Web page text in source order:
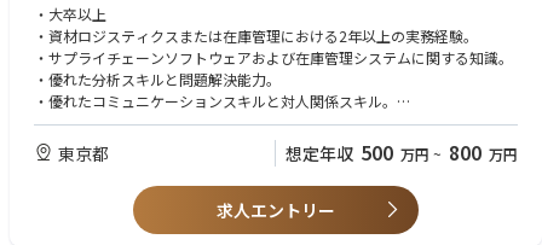
職務概要
この役割は、製造チームで扱う資材の円滑な流れを確保し、サプライチェ
ーンの効率性を最大化するために、資材の調達、保管、配送を調整する責
任を負います。
職務内容
・資材の在庫レベルを監視し、在庫管理システムを維持する。
・サプライヤーとの連携、発注、資材のタイムリーな配送を確保する。
・資材の不足や余剰を特定し、解決策を提案・実行する。
・ロジスティクスプロセスを最適化し、コスト削減と効率向上に貢献す
・大卒以上
・資材ロジスティクスまたは在庫管理における2年以上の実務経験。
・サプライチェーンソフトウェアおよび在庫管理システムに関する知識。
・優れた分析スキルと問題解決能力。
・優れたコミュニケーションスキルと対人関係スキル。
・日本語と英語でのビジネスレベルの流暢さ。
・企業文化に合致し、チームで働く意欲がある方。
東京都 想定年収 500 万円 ~ 800 万円
求人エントリー